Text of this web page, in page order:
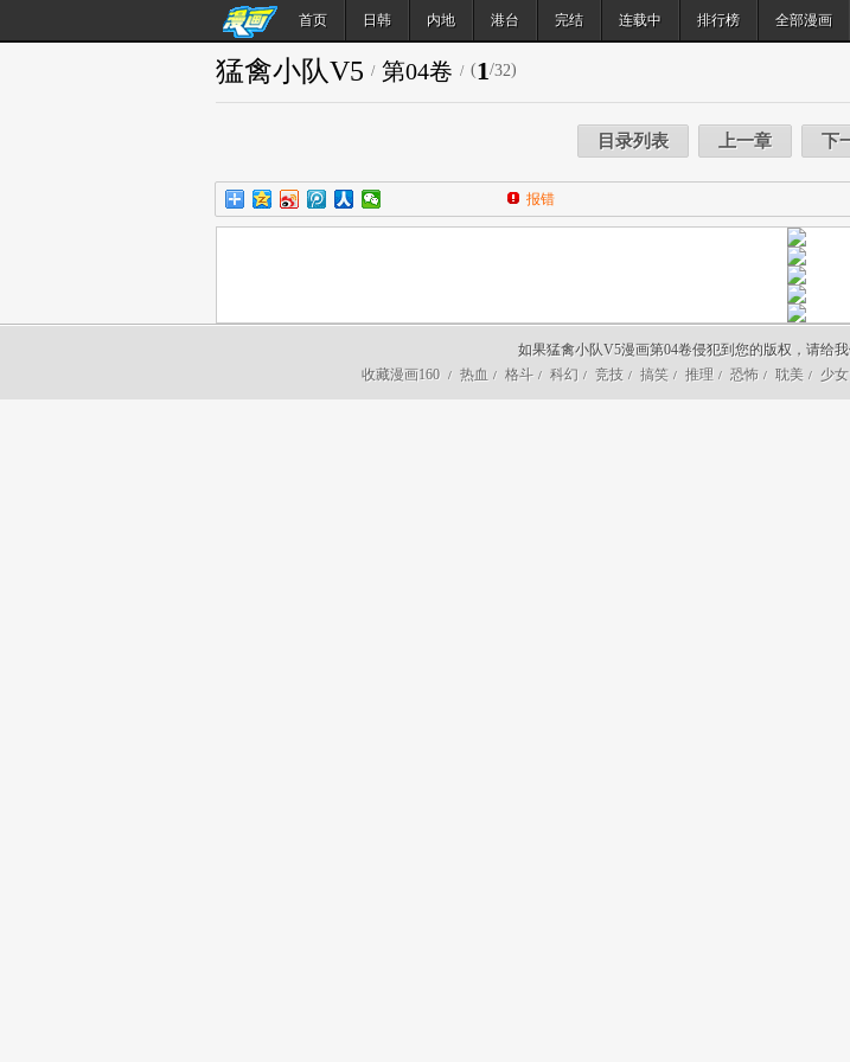
首页 日韩 内地 港台 完结 连载中 排行榜 全部漫画
搜索
猛禽小队V5 / 第04卷 / (1/32)
目录列表 上一章 下
报错
如果猛禽小队V5漫画第04卷侵犯到您的版权，请给
收藏漫画160
/ 热血 / 格斗 / 科幻 / 竞技 / 搞笑 / 推理 / 恐怖 / 耽美 / 少女